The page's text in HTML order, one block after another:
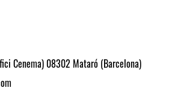
Cenema) 08302 Mataró (Barcelona)